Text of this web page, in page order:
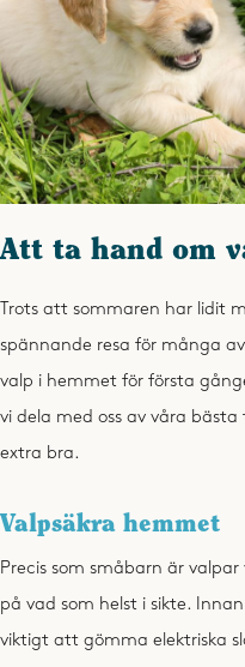
Att ta hand om
Trots att sommaren har lidit
spännande resa för många
valp i hemmet för första
vi dela med oss av våra
extra bra.
Valpsäkra hemmet
Precis som småbarn är
på vad som helst i sikte.
viktigt att gömma elektriska